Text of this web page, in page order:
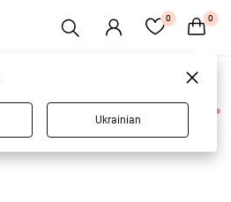
0 0
2 товарів
Ukrainian